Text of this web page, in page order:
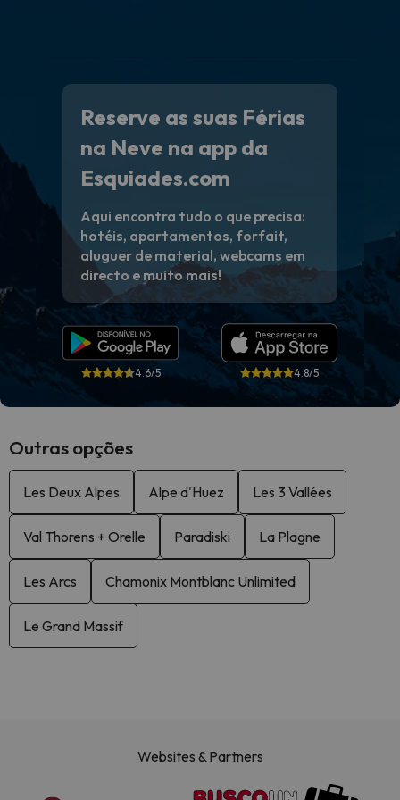
Reserve as suas Férias
na Neve na app da
Esquiades.com
Aqui encontra tudo o que precisa:
hotéis, apartamentos, forfait,
aluguer de material, webcams em
directo e muito mais!
4.6/5 4.8/5
Outras opções
Les Deux Alpes Alpe d'Huez Les 3 Vallées
Val Thorens + Orelle Paradiski La Plagne
Les Arcs Chamonix Montblanc Unlimited
Le Grand Massif
Websites & Partners